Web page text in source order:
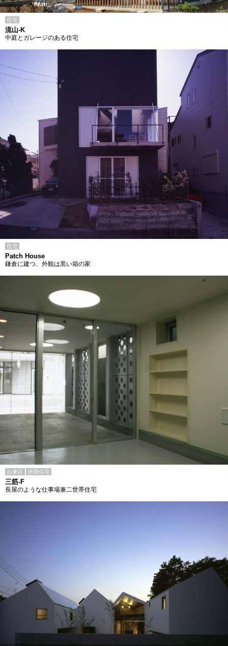
住宅
流山-K
中庭とガレージのある住宅
住宅
Patch House
鎌倉に建つ、外観は黒い箱の家
台東区 併用住宅
三筋-F
長屋のような仕事場兼二世帯住宅